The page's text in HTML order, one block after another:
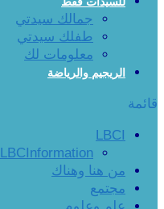
جمالك سيدتي
طفلك سيدتي
معلومات لك
الريجيم والرياضة
قائمة
LBCI
LBCInformation
من هنا وهناك
مجتمع